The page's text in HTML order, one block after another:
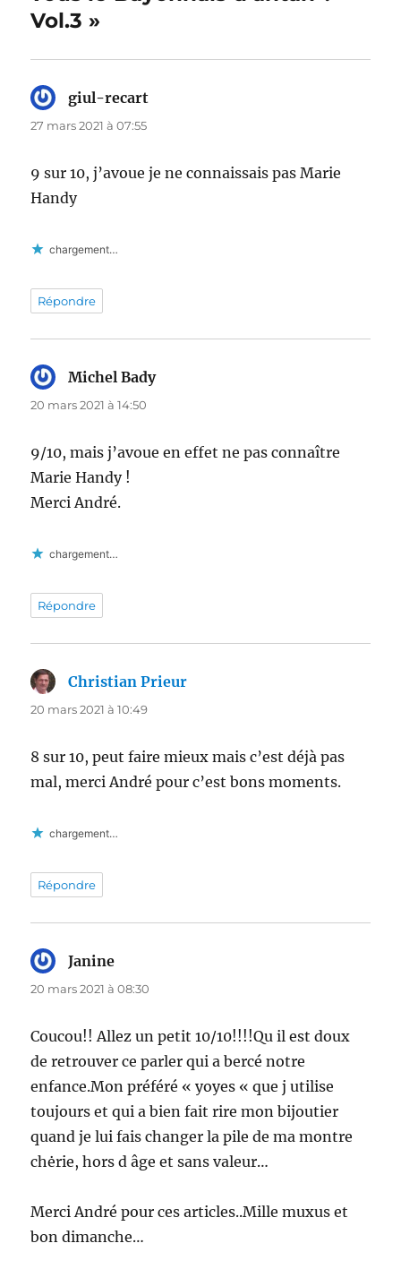
Vol.3 »
giul-recart
27 mars 2021 à 07:55
9 sur 10, j’avoue je ne connaissais pas Marie
Handy
chargement…
Répondre
Michel Badydit :
20 mars 2021 à 14:50
9/10, mais j’avoue en effet ne pas connaître
Marie Handy !
Merci André.
chargement…
Répondre
Christian Prieur
20 mars 2021 à 10:49
8 sur 10, peut faire mieux mais c’est déjà pas
mal, merci André pour c’est bons moments.
chargement…
Répondre
Janine
20 mars 2021 à 08:30
Coucou!! Allez un petit 10/10!!!!Qu il est doux
de retrouver ce parler qui a bercé notre
enfance.Mon préféré « yoyes « que j utilise
toujours et qui a bien fait rire mon bijoutier
quand je lui fais changer la pile de ma montre
chėrie, hors d âge et sans valeur…
Merci André pour ces articles..Mille muxus et
bon dimanche…